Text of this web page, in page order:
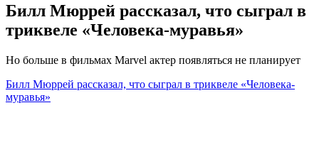
Билл Мюррей рассказал, что сыграл в
триквеле «Человека-муравья»
Но больше в фильмах Marvel актер появляться не планирует
Билл Мюррей рассказал, что сыграл в триквеле «Человека-
муравья»